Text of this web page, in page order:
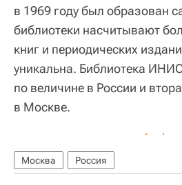
в 1969 году был образован
библиотеки насчитывают
книг и периодических
уникальна. Библиотека
по величине в России и
в Москве.
Москва Россия